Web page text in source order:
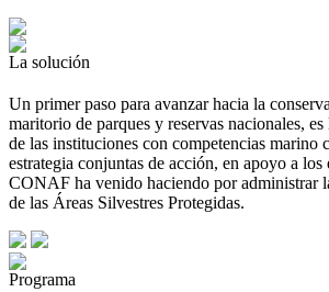
La solución
Un primer paso para avanzar hacia la
maritorio de parques y reservas nacionales,
de las instituciones con competencias marino
estrategia conjuntas de acción, en apoyo a los
CONAF ha venido haciendo por administrar
de las Áreas Silvestres Protegidas.
Programa